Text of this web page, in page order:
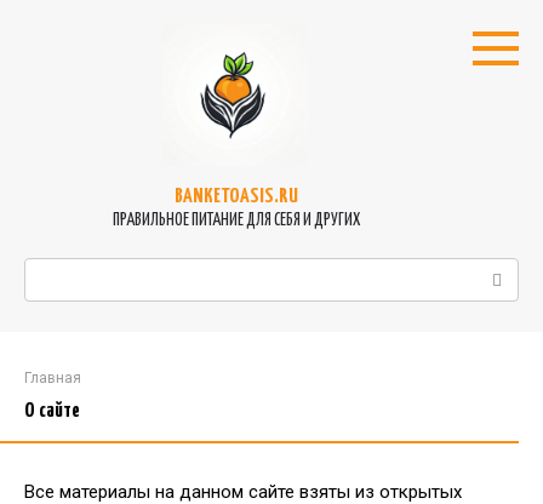
BANKETOASIS.RU
ПРАВИЛЬНОЕ ПИТАНИЕ ДЛЯ СЕБЯ И ДРУГИХ
Главная
О сайте
Все материалы на данном сайте взяты из открытых